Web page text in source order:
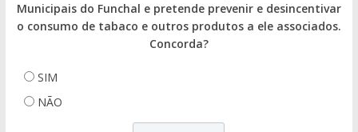
Municipais do Funchal e pretende prevenir e desincentivar
o consumo de tabaco e outros produtos a ele associados.
Concorda?
SIM
NÃO